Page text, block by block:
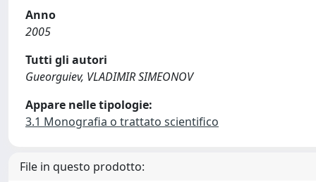
Anno
2005
Tutti gli autori
Gueorguiev, VLADIMIR SIMEONOV
Appare nelle tipologie:
3.1 Monografia o trattato scientifico
File in questo prodotto: